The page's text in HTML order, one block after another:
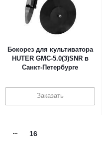
Бокорез для культиватора
HUTER GMC-5.0(3)SNR в
Санкт-Петербурге
Заказать
16